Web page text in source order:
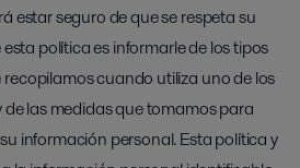
estar seguro de que se respeta su
política es informarle de los tipos
cuando utiliza uno de los
las medidas que tomamos para
información personal. Esta política y